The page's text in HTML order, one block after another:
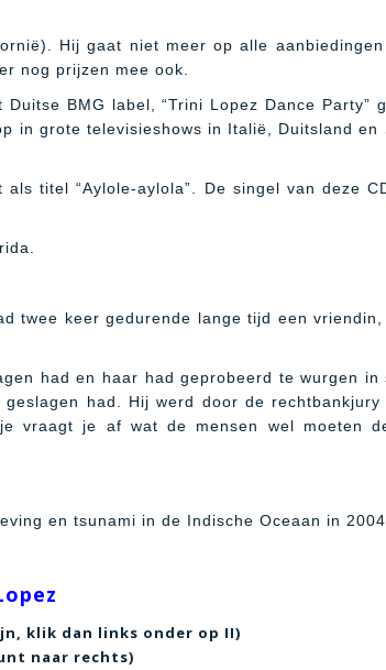
Hij gaat niet meer op alle
nog prijzen mee ook.
BMG label, “Trini Lopez Dance Party”
in grote televisieshows in Italië, Duitsland en
titel “Aylole-aylola”. De singel van deze
twee keer gedurende lange tijd een vriendin,
had en haar had geprobeerd te wurgen in
had. Hij werd door de rechtbankjury
vraagt je af wat de mensen wel moeten
en tsunami in de Indische Oceaan in 2004.
klik dan links onder op II)
naar rechts)